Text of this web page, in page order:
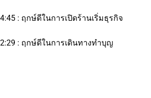
: ฤกษ์ดีในการเปิดร้านเริ่มธุรกิจ
: ฤกษ์ดีในการเดินทางทำบุญ